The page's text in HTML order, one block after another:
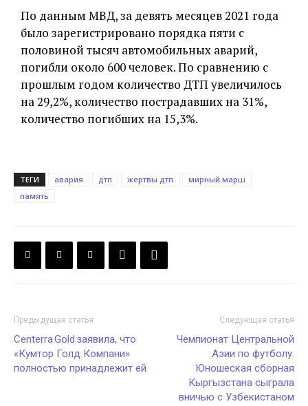
По данным МВД, за девять месяцев 2021 года
было зарегистрировано порядка пяти с
половиной тысяч автомобильных аварий,
погибли около 600 человек. По сравнению с
прошлым годом количество ДТП увеличилось
на 29,2%, количество пострадавших на 31%,
количество погибших на 15,3%.
ТЕГИ авария дтп жертвы дтп
мирный марш
память
Предыдущая статья
Centerra Gold заявила, что
«Кумтор Голд Компани»
полностью принадлежит ей
Следующая статья
Чемпионат Центральной
Азии по футболу.
Юношеская сборная
Кыргызстана сыграла
вничью с Узбекистаном